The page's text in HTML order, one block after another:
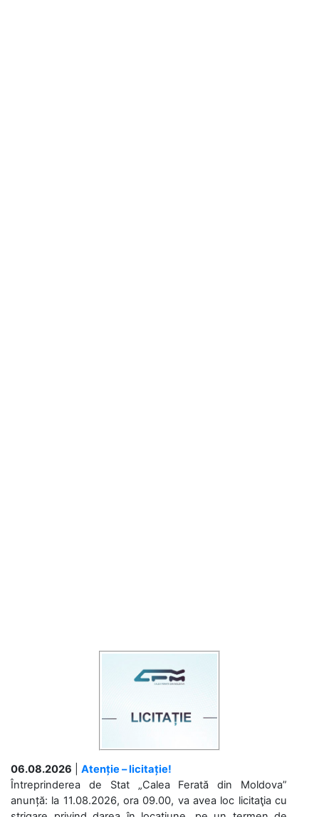
06.08.2026
Atenție – licitație!
Întreprinderea de Stat „Calea Ferată din Moldova”
anunță: la 11.08.2026, ora 09.00, va avea loc licitaţia cu